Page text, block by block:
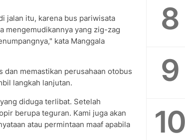
jalan itu, karena bus pariwisata
mengemudikannya yang zig-zag
kata Manggala
memastikan perusahaan otobus
langkah lanjutan.
diduga terlibat. Setelah
berupa teguran. Kami juga akan
atau permintaan maaf apabila
8
9
10